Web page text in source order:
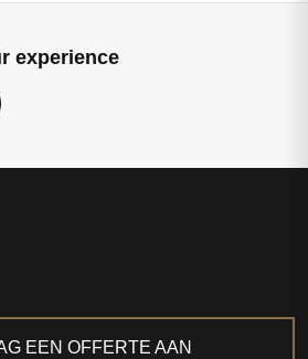
experience
EEN OFFERTE AAN